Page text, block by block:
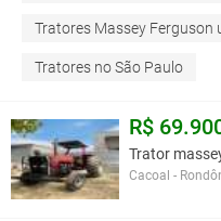
Tratores Massey Ferguson
Tratores no São Paulo
R$
Trator
Cacoal -